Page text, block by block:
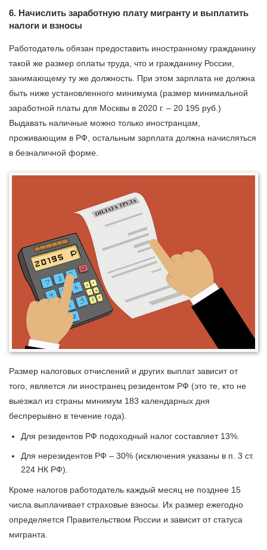
6. Начислить заработную плату мигранту и выплатить
налоги и взносы
Работодатель обязан предоставить иностранному гражданину
такой же размер оплаты труда, что и гражданину России,
занимающему ту же должность. При этом зарплата не должна
быть ниже установленного минимума (размер минимальной
заработной платы для Москвы в 2020 г. – 20 195 руб.)
Выдавать наличные можно только иностранцам,
проживающим в РФ, остальным зарплата должна начисляться
в безналичной форме.
Размер налоговых отчислений и других выплат зависит от
того, является ли иностранец резидентом РФ (это те, кто не
выезжал из страны минимум 183 календарных дня
беспрерывно в течение года).
Для резидентов РФ подоходный налог составляет 13%.
Для нерезидентов РФ – 30% (исключения указаны в п. 3 ст.
224 НК РФ).
Кроме налогов работодатель каждый месяц не позднее 15
числа выплачивает страховые взносы. Их размер ежегодно
определяется Правительством России и зависит от статуса
мигранта.